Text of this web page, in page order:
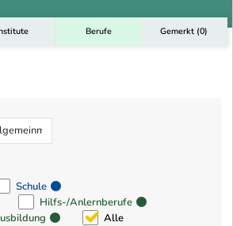
Berufe Gemerkt (0)
Schule
Hilfs-/Anlernberufe
Alle